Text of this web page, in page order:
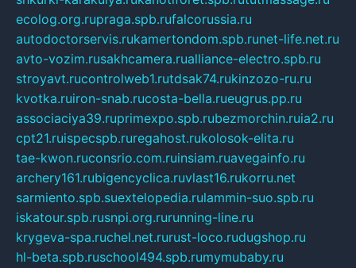
ecolog.org.rupraga.spb.rufalcorussia.ru
autodoctorservis.rukamertondom.spb.runet-life.net.ru
avto-vozim.rusakhcamera.rualliance-electro.spb.ru
stroyavt.rucontrolweb1.rutdsak74.rukinzozo-ru.ru
kvotka.ruiron-snab.rucosta-bella.rueugrus.pp.ru
associaciya39.ruprimexpo.spb.rubezmorchin.ruia2.ru
cpt21.ruispecspb.ruregahost.rukolosok-elita.ru
tae-kwon.ruconsrio.com.ruinsiam.ruavegainfo.ru
archery161.rubigencyclica.ruvlast16.rukorru.net
sarmiento.spb.suextelopedia.rulammin-suo.spb.ru
iskatour.spb.rusnpi.org.rurunning-line.ru
krygeva-spa.ruchel.net.rurust-loco.rudugshop.ru
hl-beta.spb.ruschool494.spb.rumymubaby.ru